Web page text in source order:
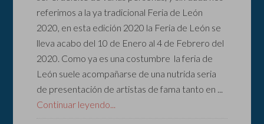
referimos a la ya tradicional Feria de León
2020, en esta edición 2020 la Feria de León se
lleva acabo del 10 de Enero al 4 de Febrero del
2020. Como ya es una costumbre la feria de
León suele acompañarse de una nutrida seria
de presentación de artistas de fama tanto en ...
Continuar leyendo...